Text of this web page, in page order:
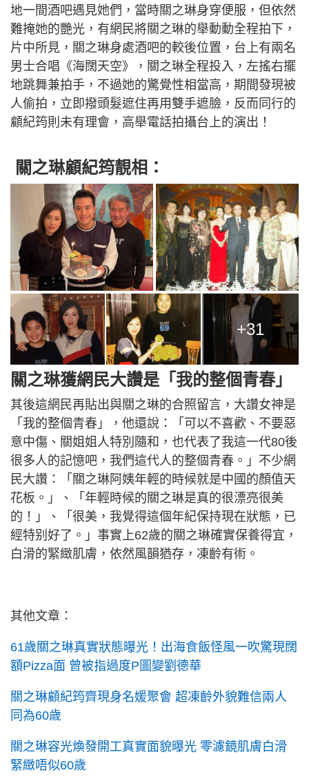
地一間酒吧遇見她們，當時關之琳身穿便服，但依然
難掩她的艷光，有網民將關之琳的舉動動全程拍下，
片中所見，關之琳身處酒吧的較後位置，台上有兩名
男士合唱《海闊天空》，關之琳全程投入，左搖右擺
地跳舞兼拍手，不過她的驚覺性相當高，期間發現被
人偷拍，立即撥頭髮遮住再用雙手遮臉，反而同行的
顧紀筠則未有理會，高舉電話拍攝台上的演出！
關之琳顧紀筠靚相：
+31
關之琳獲網民大讚是「我的整個青春」
其後這網民再貼出與關之琳的合照留言，大讚女神是
「我的整個青春」，他還說：「可以不喜歡、不要惡
意中傷、關姐姐人特別隨和，也代表了我這一代80後
很多人的記憶吧，我們這代人的整個青春。」不少網
民大讚：「關之琳阿姨年輕的時候就是中國的顏值天
花板。」、「年輕時候的關之琳是真的很漂亮很美
的！」、「很美，我覺得這個年紀保持現在狀態，已
經特别好了。」事實上62歲的關之琳確實保養得宜，
白滑的緊緻肌膚，依然風韻猶存，凍齡有術。
其他文章：
61歲關之琳真實狀態曝光！出海食飯怪風一吹驚現闊
額Pizza面 曾被指過度P圖變劉德華
關之琳顧紀筠齊現身名媛聚會 超凍齡外貌難信兩人
同為60歲
關之琳容光煥發開工真實面貌曝光 零濾鏡肌膚白滑
緊緻唔似60歲